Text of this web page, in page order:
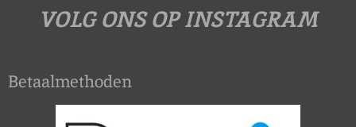
s
r
VOLG ONS OP INSTAGRAM
Betaalmethoden